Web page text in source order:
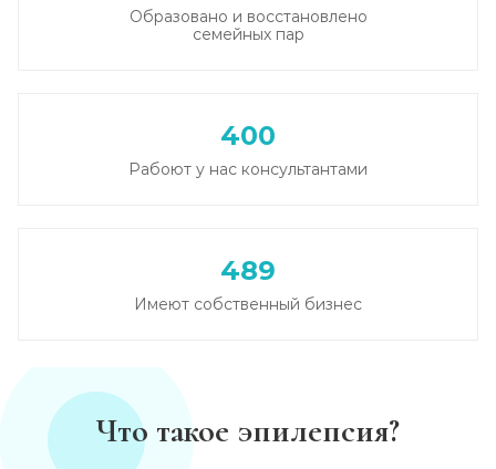
Образовано и восстановлено
семейных пар
400
Рабоют у нас консультантами
489
Имеют собственный бизнес
Что такое эпилепсия?